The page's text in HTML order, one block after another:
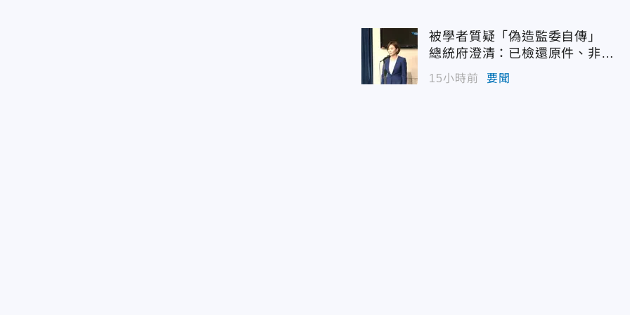
被學者質疑「偽造監委自傳」
總統府澄清：已檢還原件、非府
方提供
15小時前 要聞